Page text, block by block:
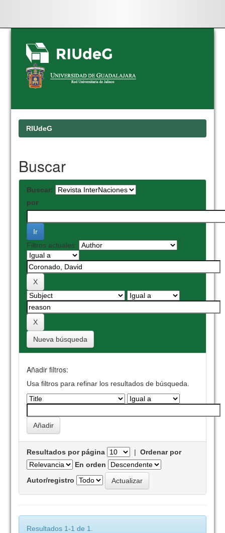
Skip
navigation
RIUdeG
Buscar
Buscar:
por
Filtros actuales:
Nueva búsqueda
Añadir filtros:
Usa filtros para refinar los resultados de búsqueda.
Resultados por página |Ordenar por
En orden
Autor/registro
Resultados 1-1 de 1.